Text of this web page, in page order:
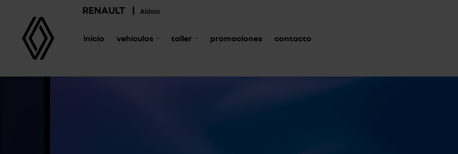
RENAULT | Aldaia
inicio vehículos taller promociones contacto